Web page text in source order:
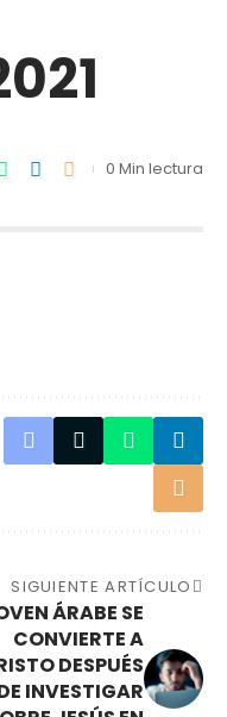
0 Min lectura
SIGUIENTE ARTÍCULO
ÁRABE SE
CONVIERTE A
DESPUÉS
INVESTIGAR